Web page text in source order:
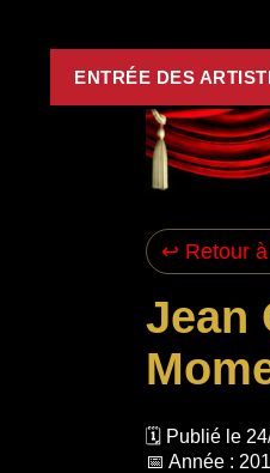
ENTRÉE DES
↩ Retour
Jean
🗓️ Publié le
📅 Année :